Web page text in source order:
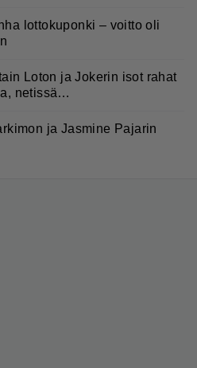
lottokuponki – voitto oli
Loton ja Jokerin isot rahat
netissä…
ja Jasmine Pajarin